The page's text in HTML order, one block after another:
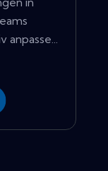
anpasse...